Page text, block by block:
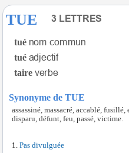
TUE
tué
tué
taire
Synonyme de TUE
assassiné, massacré, accablé,
disparu, défunt, feu, passé, victime.
Pas divulguée